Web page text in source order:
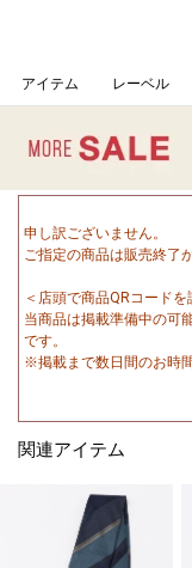
アイテム レーベル
申し訳ございません。
ご指定の商品は販売終了
＜店頭で商品QRコード
当商品は掲載準備中の可
です。
※掲載まで数日間のお時
関連アイテム